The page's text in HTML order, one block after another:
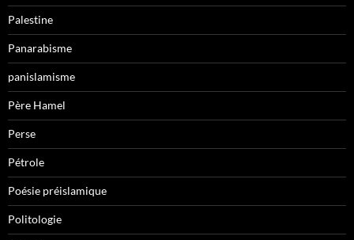
Palestine
Panarabisme
panislamisme
Père Hamel
Perse
Pétrole
Poésie préislamique
Politologie